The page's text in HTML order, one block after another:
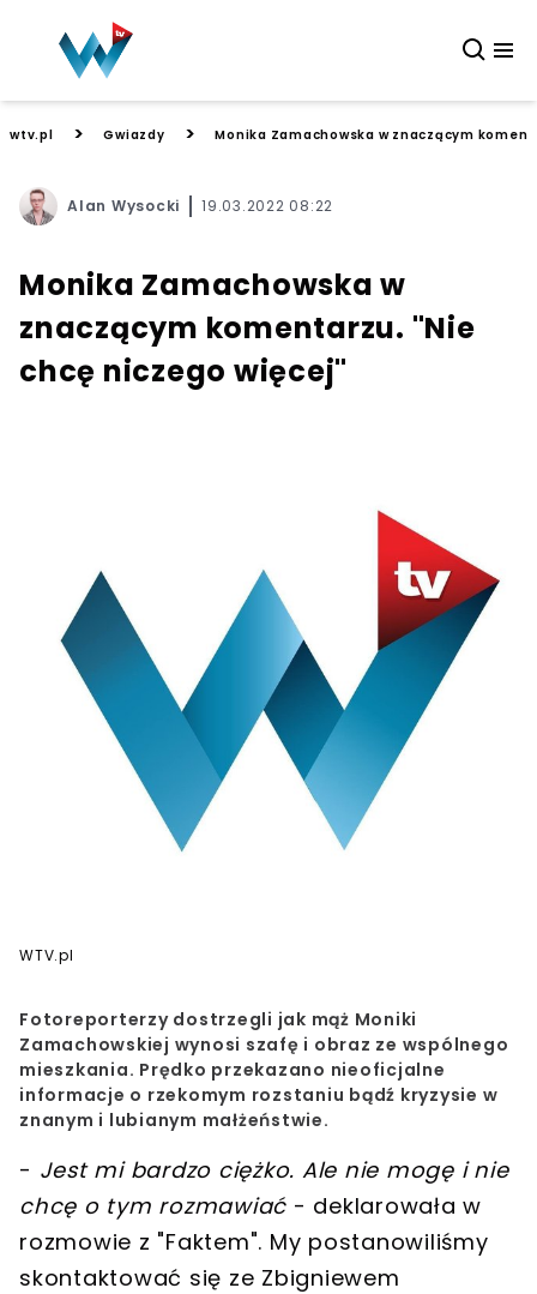
wtv.pl > Gwiazdy > Monika Zamachowska w znaczącym
Alan Wysocki 19.03.2022 08:22
Monika Zamachowska w
znaczącym komentarzu. "Nie
chcę niczego więcej"
WTV.pl
Fotoreporterzy dostrzegli jak mąż Moniki
Zamachowskiej wynosi szafę i obraz ze wspólnego
mieszkania. Prędko przekazano nieoficjalne
informacje o rzekomym rozstaniu bądź kryzysie w
znanym i lubianym małżeństwie.
- Jest mi bardzo ciężko. Ale nie mogę i nie
chcę o tym rozmawiać - deklarowała w
rozmowie z "Faktem". My postanowiliśmy
skontaktować się ze Zbigniewem